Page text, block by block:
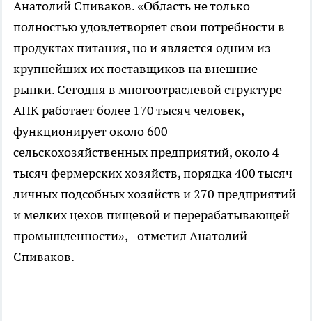
Анатолий Спиваков. «Область не только
полностью удовлетворяет свои потребности в
продуктах питания, но и является одним из
крупнейших их поставщиков на внешние
рынки. Сегодня в многоотраслевой структуре
АПК работает более 170 тысяч человек,
функционирует около 600
сельскохозяйственных предприятий, около 4
тысяч фермерских хозяйств, порядка 400 тысяч
личных подсобных хозяйств и 270 предприятий
и мелких цехов пищевой и перерабатывающей
промышленности», - отметил Анатолий
Спиваков.